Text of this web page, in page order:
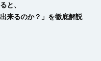
と、
来るのか？」を徹底解説